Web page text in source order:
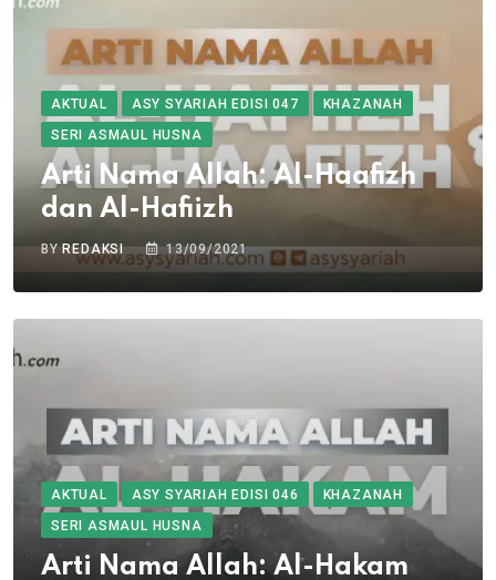
AKTUAL ASY SYARIAH EDISI 047
KHAZANAH
SERI ASMAUL HUSNA
Arti Nama Allah: Al-Haafizh
dan Al-Hafiizh
BYREDAKSI 13/09/2021
AKTUAL ASY SYARIAH EDISI 046
KHAZANAH
SERI ASMAUL HUSNA
Arti Nama Allah: Al-Hakam